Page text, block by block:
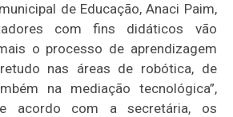
de Educação, Anaci Paim,
com fins didáticos vão
o processo de aprendizagem
nas áreas de robótica, de
na mediação tecnológica”,
acordo com a secretária, os